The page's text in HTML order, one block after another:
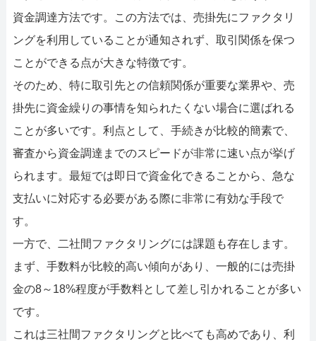
資金調達方法です。この方法では、売掛先にファクタリ
ングを利用していることが通知されず、取引関係を保つ
ことができる点が大きな特徴です。
そのため、特に取引先との信頼関係が重要な業界や、売
掛先に資金繰りの事情を知られたくない場合に選ばれる
ことが多いです。利点として、手続きが比較的簡素で、
審査から資金調達までのスピードが非常に速い点が挙げ
られます。最短では即日で資金化できることから、急な
支払いに対応する必要がある際に非常に有効な手段で
す。
一方で、二社間ファクタリングには課題も存在します。
まず、手数料が比較的高い傾向があり、一般的には売掛
金の8～18%程度が手数料として差し引かれることが多い
です。
これは三社間ファクタリングと比べても高めであり、利